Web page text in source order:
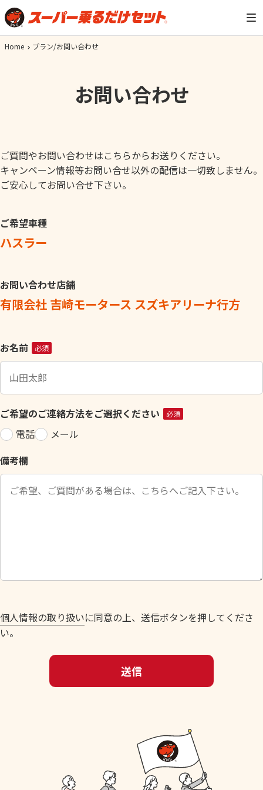
Home プラン/お問い合わせ
お問い合わせ
ご質問やお問い合わせはこちらからお送りください。
キャンペーン情報等お問い合せ以外の配信は一切致しません。
ご安心してお問い合せ下さい。
ご希望車種
ハスラー
お問い合わせ店舗
有限会社 吉崎モータース スズキアリーナ行方
こ
の
ィ
ー
ル
ド
空
の
だ
い
。
お名前 必須
ご希望のご連絡方法をご選択ください 必須
電話
メール
備考欄
個人情報の取り扱いに同意の上、送信ボタンを押してくださ
い。